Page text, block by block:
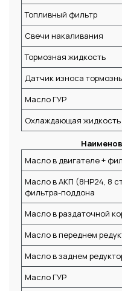
Топливный фильтр
Свечи накаливания
Тормозная жидкость
Датчик износа
Масло ГУР
Охлаждающая жидкость
Масло в двигателе +
Масло в АКП (8HP24, 8
фильтра-поддона
Масло в раздаточной
Масло в переднем
Масло в заднем
Масло ГУР